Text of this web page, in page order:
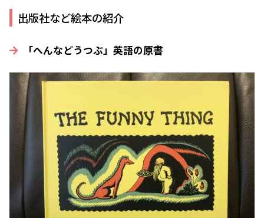
出版社など絵本の紹介
「へんなどうつぶ」英語の原書